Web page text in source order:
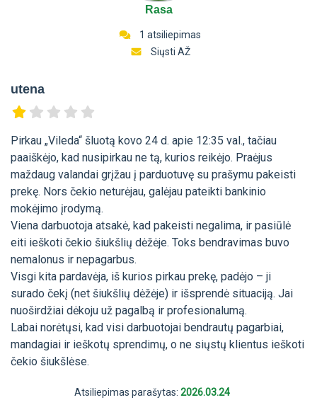
Rasa
1 atsiliepimas
Siųsti AŽ
utena
Pirkau „Vileda“ šluotą kovo 24 d. apie 12:35 val., tačiau
paaiškėjo, kad nusipirkau ne tą, kurios reikėjo. Praėjus
maždaug valandai grįžau į parduotuvę su prašymu pakeisti
prekę. Nors čekio neturėjau, galėjau pateikti bankinio
mokėjimo įrodymą.
Viena darbuotoja atsakė, kad pakeisti negalima, ir pasiūlė
eiti ieškoti čekio šiukšlių dėžėje. Toks bendravimas buvo
nemalonus ir nepagarbus.
Visgi kita pardavėja, iš kurios pirkau prekę, padėjo – ji
surado čekį (net šiukšlių dėžėje) ir išsprendė situaciją. Jai
nuoširdžiai dėkoju už pagalbą ir profesionalumą.
Labai norėtųsi, kad visi darbuotojai bendrautų pagarbiai,
mandagiai ir ieškotų sprendimų, o ne siųstų klientus ieškoti
čekio šiukšlėse.
Atsiliepimas parašytas: 2026.03.24